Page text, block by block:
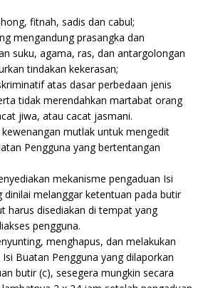
fitnah, sadis dan cabul;
mengandung prasangka dan
suku, agama, ras, dan antargolongan
tindakan kekerasan;
atas dasar perbedaan jenis
tidak merendahkan martabat orang
jiwa, atau cacat jasmani.
mutlak untuk mengedit
Pengguna yang bertentangan
mekanisme pengaduan Isi
dinilai melanggar ketentuan pada butir
harus disediakan di tempat yang
pengguna.
menghapus, dan melakukan
Buatan Pengguna yang dilaporkan
butir (c), sesegera mungkin secara